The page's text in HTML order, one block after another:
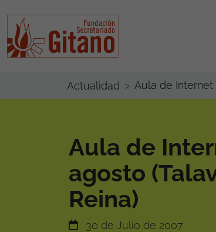
Actualidad Aula de Internet
Aula de
agosto
Reina)
30 de Julio de 2007